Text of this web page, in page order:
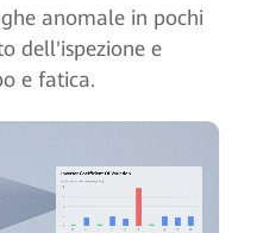
anomale in pochi
dell'ispezione e
e fatica.